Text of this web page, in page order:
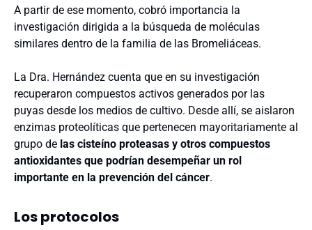
A partir de ese momento, cobró importancia la
investigación dirigida a la búsqueda de moléculas
similares dentro de la familia de las Bromeliáceas.
La Dra. Hernández cuenta que en su investigación
recuperaron compuestos activos generados por las
puyas desde los medios de cultivo. Desde allí, se aislaron
enzimas proteolíticas que pertenecen mayoritariamente al
grupo de las cisteíno proteasas y otros compuestos
antioxidantes que podrían desempeñar un rol
importante en la prevención del cáncer.
Los protocolos